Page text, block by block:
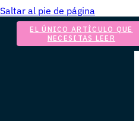
Saltar al pie de página
EL ÚNICO ARTÍCULO QUE
NECESITAS LEER